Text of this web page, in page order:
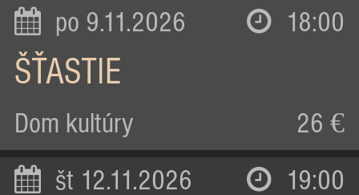
po 9.11.2026 18:00
ŠŤASTIE
Dom kultúry 26 €
št 12.11.2026 19:00